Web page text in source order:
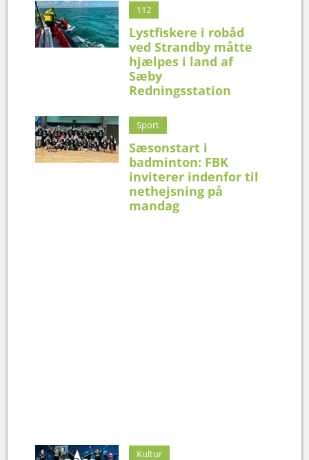
112
Lystfiskere i robåd
ved Strandby måtte
hjælpes i land af
Sæby
Redningsstation
Sport
Sæsonstart i
badminton: FBK
inviterer indenfor til
nethejsning på
mandag
Kultur